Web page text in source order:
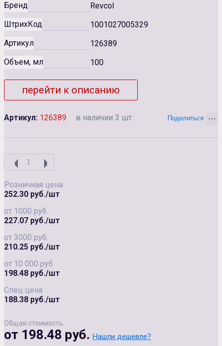
Бренд
Revcol
ШтрихКод
1001027005329
Артикул
126389
Объем, мл
100
перейти к описанию
Артикул: 126389 в наличии 3 шт.
Розничная цена
252.30 руб./шт
от 1000 руб.
227.07 руб./шт
от 3000 руб.
210.25 руб./шт
от 10 000 руб.
198.48 руб./шт
Спец цена
188.38 руб./шт
Общая стоимость:
от 198.48 руб. Нашли дешевле?